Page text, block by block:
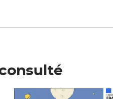
Prix 7,50€